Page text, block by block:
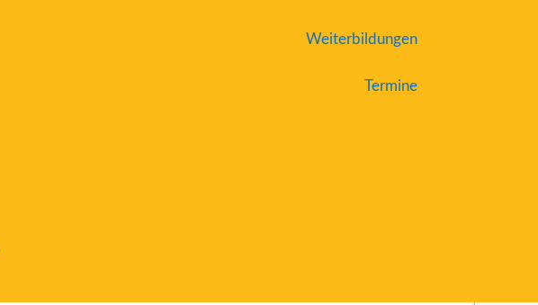
Weiterbildungen
Termine